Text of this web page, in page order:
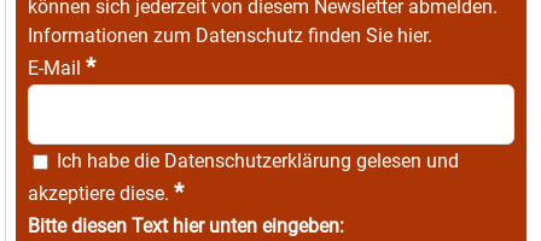
können sich jederzeit von diesem Newsletter abmelden.
Informationen zum Datenschutz finden Sie hier.
E-Mail *
Ich habe die Datenschutzerklärung gelesen und
akzeptiere diese. *
Bitte diesen Text hier unten eingeben: